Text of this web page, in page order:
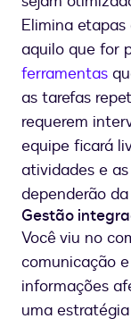
Elimina
aquilo que for
ferramentas
as tarefas
requerem
equipe ficará
atividades e
dependerão
Gestão
Você viu no
comunicação
informações
uma